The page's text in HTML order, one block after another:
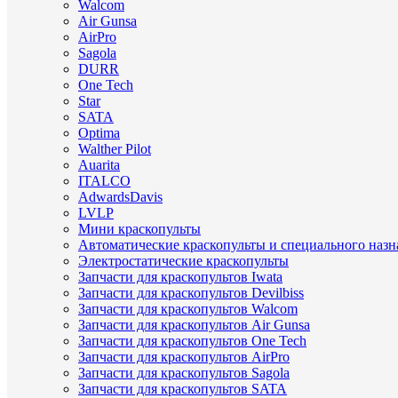
Walcom
Air Gunsa
AirPro
Sagola
DURR
One Tech
Star
SATA
Optima
Walther Pilot
Auarita
ITALCO
AdwardsDavis
LVLP
Мини краскопульты
Автоматические краскопульты и специального
Электростатические краскопульты
Запчасти для краскопультов Iwata
Запчасти для краскопультов Devilbiss
Запчасти для краскопультов Walcom
Запчасти для краскопультов Air Gunsa
Запчасти для краскопультов One Tech
Запчасти для краскопультов AirPro
Запчасти для краскопультов Sagola
Запчасти для краскопультов SATA